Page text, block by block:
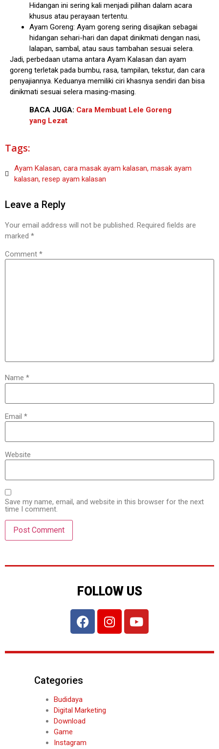
Hidangan ini sering kali menjadi pilihan dalam acara
khusus atau perayaan tertentu.
Ayam Goreng: Ayam goreng sering disajikan sebagai
hidangan sehari-hari dan dapat dinikmati dengan nasi,
lalapan, sambal, atau saus tambahan sesuai selera.
Jadi, perbedaan utama antara Ayam Kalasan dan ayam
goreng terletak pada bumbu, rasa, tampilan, tekstur, dan cara
penyajiannya. Keduanya memiliki ciri khasnya sendiri dan bisa
dinikmati sesuai selera masing-masing.
BACA JUGA: Cara Membuat Lele Goreng
yang Lezat
Tags:
Ayam Kalasan, cara masak ayam kalasan, masak ayam
kalasan, resep ayam kalasan
Leave a Reply
Your email address will not be published. Required fields are
marked *
Comment *
Name *
Email *
Website
Save my name, email, and website in this browser for the next
time I comment.
FOLLOW US
Categories
Budidaya
Digital Marketing
Download
Game
Instagram